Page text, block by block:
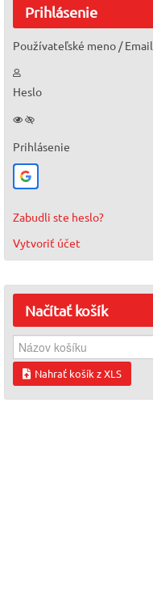
Prihlásenie
Používateľské meno / Email
Heslo
Prihlásenie
Zabudli ste heslo?
Vytvoriť účet
Načítaťkošík
Nahrať košík z XLS